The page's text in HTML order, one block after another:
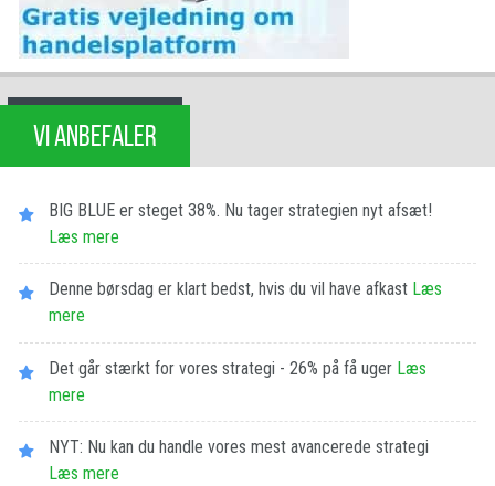
VI ANBEFALER
BIG BLUE er steget 38%. Nu tager strategien nyt afsæt!
Læs mere
Denne børsdag er klart bedst, hvis du vil have afkast Læs
mere
Det går stærkt for vores strategi - 26% på få uger Læs
mere
NYT: Nu kan du handle vores mest avancerede strategi
Læs mere